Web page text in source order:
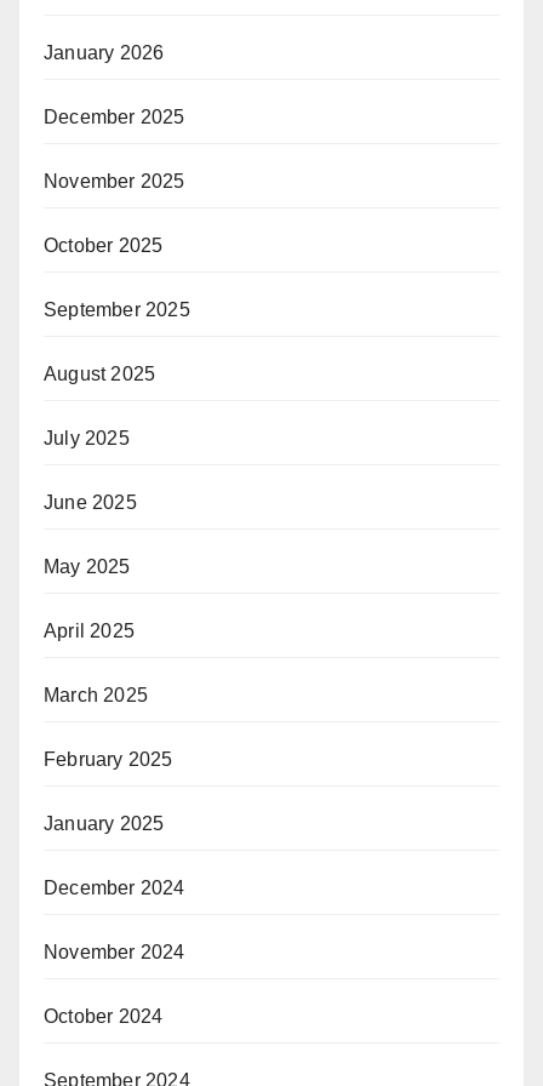
January 2026
December 2025
November 2025
October 2025
September 2025
August 2025
July 2025
June 2025
May 2025
April 2025
March 2025
February 2025
January 2025
December 2024
November 2024
October 2024
September 2024